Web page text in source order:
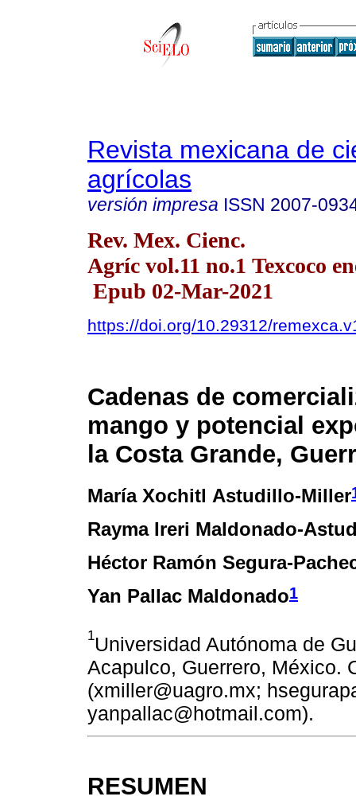
Revista mexicana de
agrícolas
versión impresa ISSN 2007-
Rev. Mex. Cienc.
Agríc vol.11 no.1 Texcoco
Epub 02-Mar-2021
https://doi.org/10.29312/
Cadenas de
mango y potencial
la Costa Grande,
María Xochitl Astudillo-Miller
Rayma Ireri Maldonado-
Héctor Ramón Segura-
Yan Pallac Maldonado1
1Universidad Autónoma de
Acapulco, Guerrero, México.
(xmiller@uagro.mx;
yanpallac@hotmail.com).
RESUMEN